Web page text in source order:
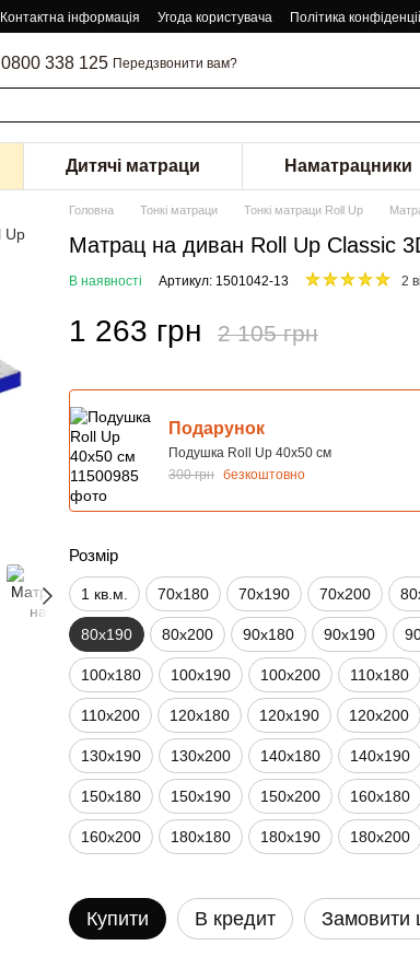
Контактна інформація Угода користувача Політика
0800 338 125 Передзвонити вам?
Дитячі матраци Наматрацники
Головна Тонкі матраци Тонкі матраци Roll Up
Матрац на диван Roll Up Classic
В наявності Артикул: 1501042-13 2
1 263 грн 2 105 грн
Подарунок
Подушка Roll Up 40х50 см
300 грн безкоштовно
Розмір
1 кв.м. 70х180 70х190 70х200
80х190 80х200 90х180 90х190
100х180 100х190 100х200 110х180
110х200 120х180 120х190 120х200
130х190 130х200 140х180 140х190
150х180 150х190 150х200 160х180
160х200 180х180 180х190 180х200
Купити В кредит Замовити